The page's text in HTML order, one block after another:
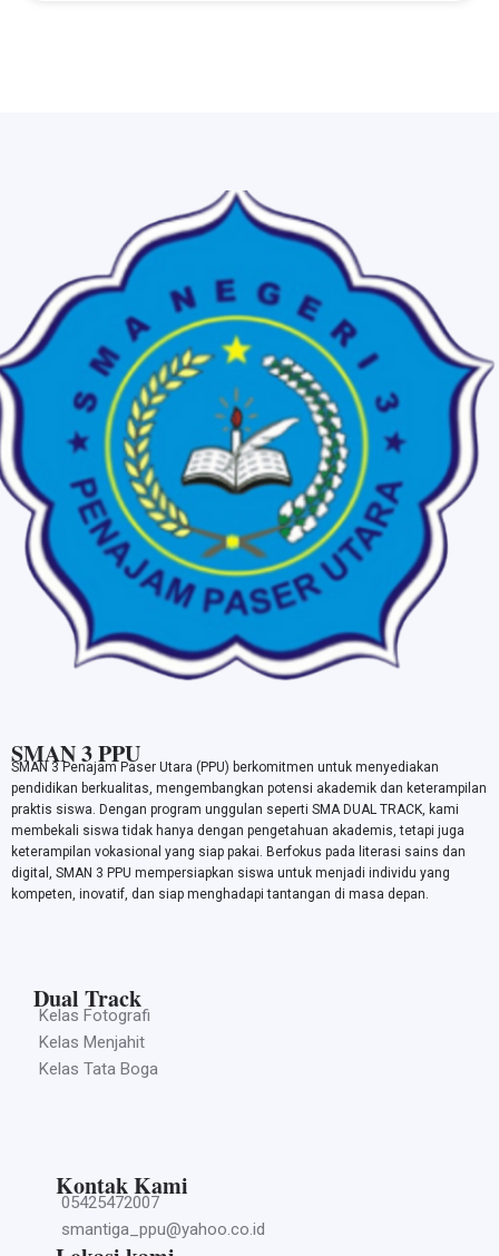
SMAN 3 PPU
SMAN 3 Penajam Paser Utara (PPU) berkomitmen untuk menyediakan
pendidikan berkualitas, mengembangkan potensi akademik dan keterampilan
praktis siswa. Dengan program unggulan seperti SMA DUAL TRACK, kami
membekali siswa tidak hanya dengan pengetahuan akademis, tetapi juga
keterampilan vokasional yang siap pakai. Berfokus pada literasi sains dan
digital, SMAN 3 PPU mempersiapkan siswa untuk menjadi individu yang
kompeten, inovatif, dan siap menghadapi tantangan di masa depan.
Dual Track
Kelas Fotografi
Kelas Menjahit
Kelas Tata Boga
Kontak Kami
05425472007
smantiga_ppu@yahoo.co.id